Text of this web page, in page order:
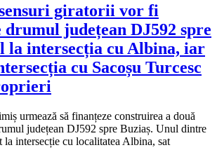
giratorii vor fi
drumul județean DJ592 spre
la intersecția cu Albina, iar
cu Sacoșu Turcesc
urmează să finanțeze construirea a două
județean DJ592 spre Buziaș. Unul dintre
la intersecție cu localitatea Albina, sat